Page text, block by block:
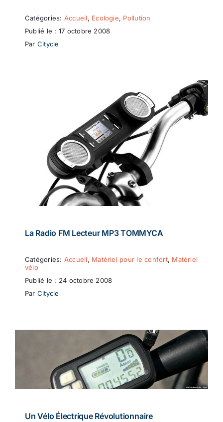
Catégories: Accueil, Ecologie, Pollution
Publié le : 17 octobre 2008
Par Citycle
La Radio FM Lecteur MP3 TOMMYCA
Catégories: Accueil, Matériel pour le confort, Matériel
vélo
Publié le : 24 octobre 2008
Par Citycle
Un Vélo Électrique Révolutionnaire